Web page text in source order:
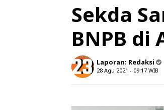
Sekda
BNPB di
Laporan: Redaksi
28 Agu 2021 - 09:17 WIB